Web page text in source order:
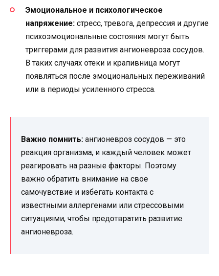
Эмоциональное и психологическое
напряжение: стресс, тревога, депрессия и другие
психоэмоциональные состояния могут быть
триггерами для развития ангионевроза сосудов.
В таких случаях отеки и крапивница могут
появляться после эмоциональных переживаний
или в периоды усиленного стресса.
Важно помнить: ангионевроз сосудов — это
реакция организма, и каждый человек может
реагировать на разные факторы. Поэтому
важно обратить внимание на свое
самочувствие и избегать контакта с
известными аллергенами или стрессовыми
ситуациями, чтобы предотвратить развитие
ангионевроза.